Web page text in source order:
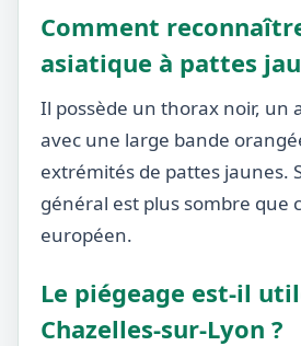
Comment
asiatique à pattes
Il possède un thorax noir, un
avec une large bande
extrémités de pattes jaunes.
général est plus sombre que
européen.
Le piégeage est-il
Chazelles-sur-Lyon ?